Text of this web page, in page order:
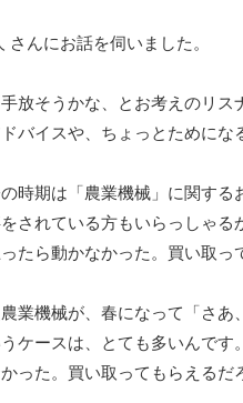
んにお話を伺いました。
放そうかな、とお考えのリス
バイスや、ちょっとために
時期は「農業機械」に関する
されている方もいらっしゃる
たら動かなかった。買い取
業機械が、春になって「さあ
ケースは、とても多いんです
かった。買い取ってもらえる